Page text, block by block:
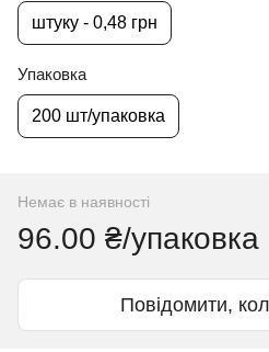
штуку - 0,48 грн
Упаковка
200 шт/упаковка
Немає в наявності
96.00 ₴/упаковка
Повідомити,